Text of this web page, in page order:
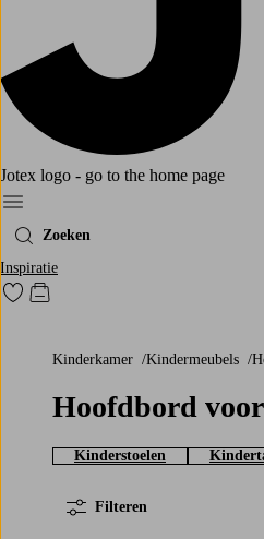
Jotex logo - go to the home page
Menu
Zoeken
Inspiratie
Ga naar favoriet gemarkeerde
Go to checkout
Kinderkamer Kindermeubels
Hoofdbord
Kinderstoelen
Filteren